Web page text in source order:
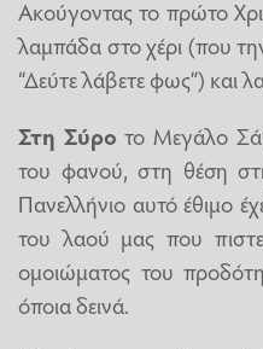
Ακούγοντας το πρώτο
λαμπάδα στο χέρι (που
“Δεύτε λάβετε φως”) και
Στη Σύρο το Μεγάλο
του φανού, στη θέση
Πανελλήνιο αυτό έθιμο
του λαού μας που
ομοιώματος του
όποια δεινά.